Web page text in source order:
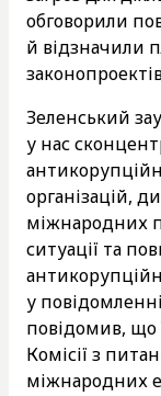
обговорили
й відзначили
Зеленський
у нас
організацій,
міжнародних
ситуації та
у
повідомив, що
Комісії з
міжнародних